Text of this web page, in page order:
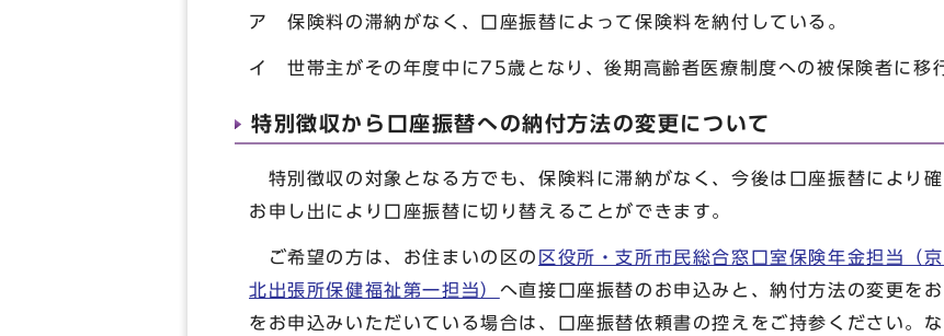
ア 保険料の滞納がなく、口座振替によって保険料を納付している。
イ 世帯主がその年度中に75歳となり、後期高齢者医療制度への被保険者に移
特別徴収から口座振替への納付方法の変更について
特別徴収の対象となる方でも、保険料に滞納がなく、今後は口座振替により確
お申し出により口座振替に切り替えることができます。
ご希望の方は、お住まいの区の 区役所・支所市民総合窓口室保険年金担当（
北出張所保健福祉第一担当） へ直接口座振替のお申込みと、納付方法の変更を
をお申込みいただいている場合は、口座振替依頼書の控えをご持参ください。